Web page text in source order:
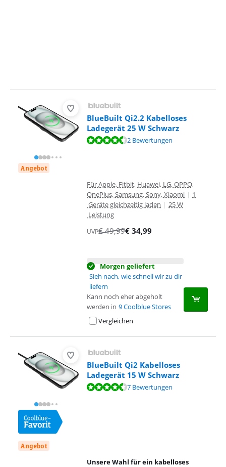
Angebot
BlueBuilt Qi2.2 Kabelloses
Ladegerät 25 W Schwarz
Bewertet mit 9,2 von 10, basierend auf 2 Bewertungen.
2 Bewertungen
Für Apple, Fitbit, Huawei, LG, OPPO,
OnePlus, Samsung, Sony, Xiaomi | 1
Geräte gleichzeitig laden | 25 W
Leistung
UVP€49,99€ 34,99
Morgen geliefert
Sieh nach, wie schnell wir zu dir
liefern
Kann noch eher abgeholt
werden in 9 Coolblue Stores
Vergleichen
Angebot
BlueBuilt Qi2 Kabelloses
Ladegerät 15 W Schwarz
Bewertet mit 8,5 von 10, basierend auf 7 Bewertungen.
7 Bewertungen
Unsere Wahl für ein kabelloses